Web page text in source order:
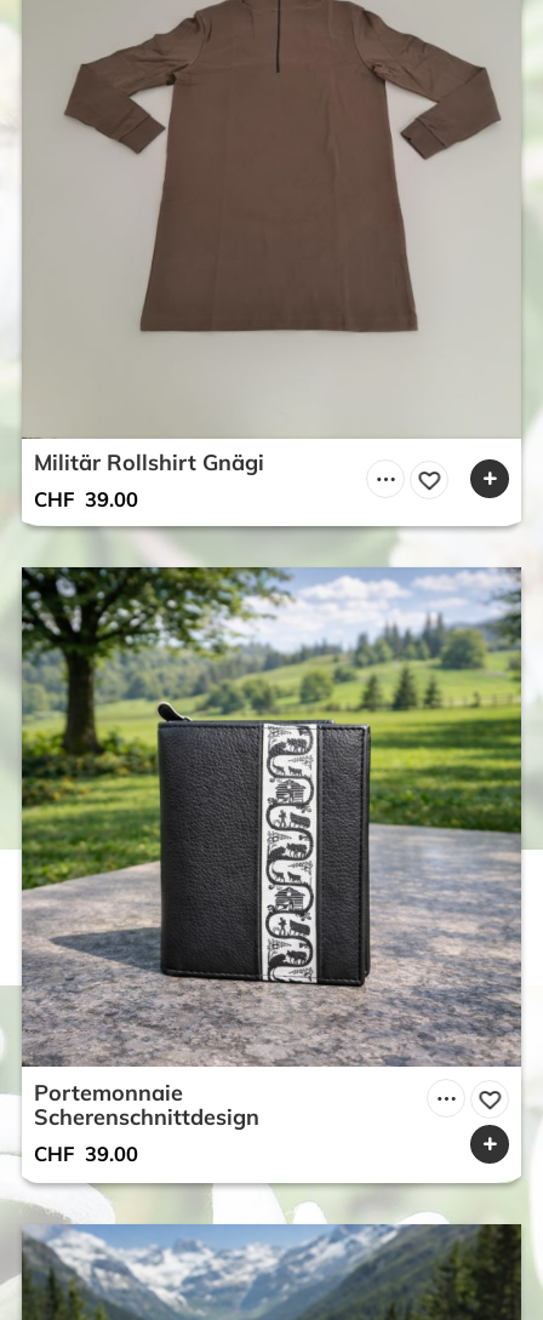
Militär Rollshirt Gnägi
CHF 39.00
Portemonnaie
Scherenschnittdesign
CHF 39.00